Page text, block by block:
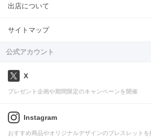
出店について
サイトマップ
公式アカウント
X
プレゼント企画や期間限定のキャンペーンを開催
Instagram
おすすめ商品やオリジナルデザインのブレスレットを